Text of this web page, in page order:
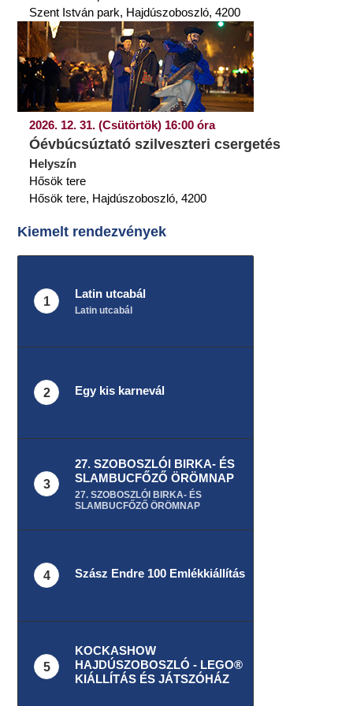
Szent István park, Hajdúszoboszló, 4200
2026. 12. 31. (Csütörtök) 16:00 óra
Óévbúcsúztató szilveszteri csergetés
Helyszín
Hősök tere
Hősök tere, Hajdúszoboszló, 4200
Kiemelt rendezvények
1
Latin utcabál
Latin utcabál
2 Egy kis karnevál
3
27. SZOBOSZLÓI BIRKA- ÉS
SLAMBUCFŐZŐ ÖRÖMNAP
27. SZOBOSZLÓI BIRKA- ÉS
SLAMBUCFŐZŐ ÖRÖMNAP
4 Szász Endre 100 Emlékkiállítás
5
KOCKASHOW
HAJDÚSZOBOSZLÓ - LEGO®
KIÁLLÍTÁS ÉS JÁTSZÓHÁZ